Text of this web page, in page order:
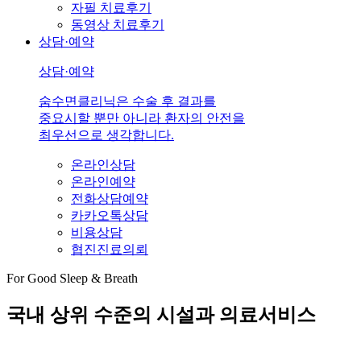
자필 치료후기
동영상 치료후기
상담·예약
상담·예약
숨수면클리닉은 수술 후 결과를
중요시할 뿐만 아니라 환자의 안전을
최우선으로 생각합니다.
온라인상담
온라인예약
전화상담예약
카카오톡상담
비용상담
협진진료의뢰
For Good Sleep & Breath
국내 상위 수준의 시설과 의료서비스